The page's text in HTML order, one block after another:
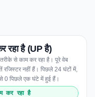
रहा है (UP है)
से काम कर रहा है। पूरे वेब
रजिस्टर नहीं हैं। पिछले 24 घंटों में,
से 0 पिछले एक घंटे में हुई हैं।
कर रहा है